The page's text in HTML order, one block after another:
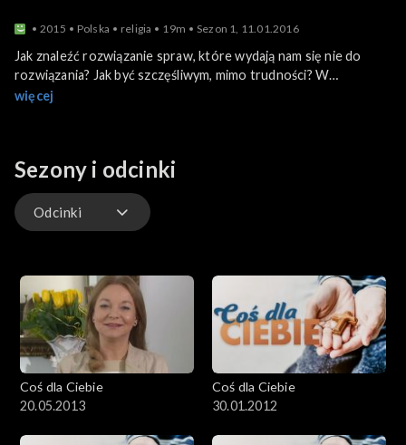
2015 Polska religia 19m Sezon 1, 11.01.2016
Jak znaleźć rozwiązanie spraw, które wydają nam się nie do
rozwiązania? Jak być szczęśliwym, mimo trudności? W
programie również wspomnienia wigilijnych spotkań z Janem
więcej
Sezony i odcinki
Odcinki
Coś dla Ciebie
20.05.2013
Coś dla Ciebie
30.01.2012